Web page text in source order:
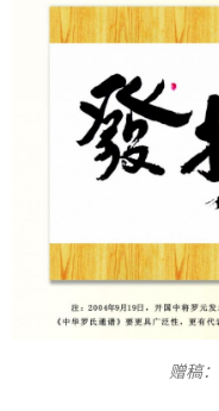
赠稿：